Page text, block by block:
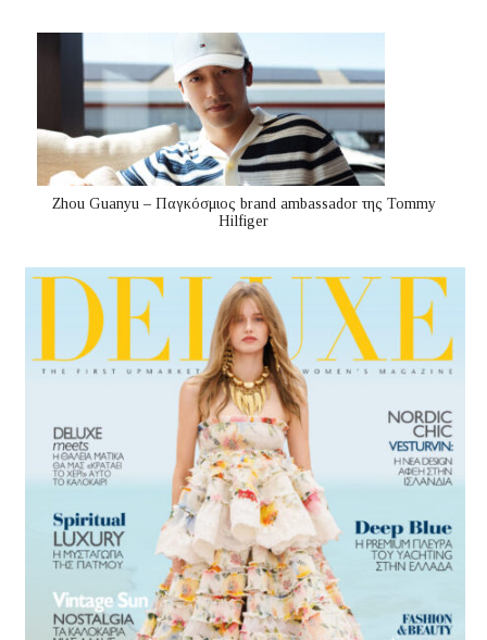
Zhou Guanyu – Παγκόσμιος brand ambassador της Tommy
Hilfiger